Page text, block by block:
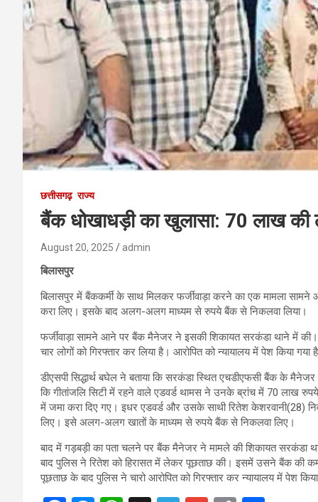
छत्तीसगढ़ राज्य
बैंक धोखाधड़ी का खुलासा: 70 लाख की
August 20, 2025 admin
बिलासपुर
बिलासपुर में बैंककर्मी के साथ मिलकर फर्जीवाड़ा करने का एक मामला
करा लिए। इसके बाद अलग-अलग माध्यम से रुपये बैंक से निकलवा लिया।
फर्जीवाड़ा सामने आने पर बैंक मैनेजर ने इसकी शिकायत सरकंडा थाने में
चार लोगों को गिरफ्तार कर लिया है। आरोपित को न्यायालय में पेश किया
डीएसपी सिद्धार्थ बघेल ने बताया कि सरकंडा स्थित एचडीएफसी बैंक के
कि गीतांजलि सिटी में रहने वाले एडवर्ड थामस ने उनके ब्रांच में 70 लाख
में जमा करा दिए गए। इधर एडवर्ड और उसके साथी रितेश केशरवानी(28)
लिए। इसे अलग-अलग खातों के माध्यम से रुपये बैंक से निकलवा लिए।
बाद में गड़बड़ी का पता चलने पर बैंक मैनेजर ने मामले की शिकायत
बाद पुलिस ने रितेश को हिरासत में लेकर पूछताछ की। इसमें उसने बैंक की
पूछताछ के बाद पुलिस ने चारो आरोपित को गिरफ्तार कर न्यायालय में पेश